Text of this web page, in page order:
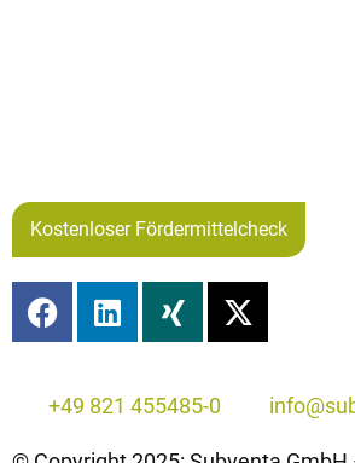
Kostenloser Fördermittelcheck
+49 821 455485-0